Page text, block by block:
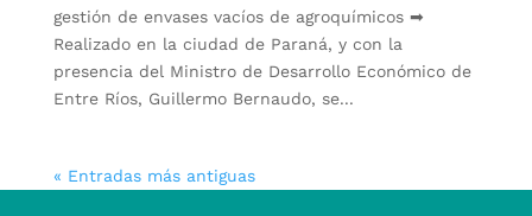
gestión de envases vacíos de agroquímicos ➡
Realizado en la ciudad de Paraná, y con la
presencia del Ministro de Desarrollo Económico de
Entre Ríos, Guillermo Bernaudo, se...
« Entradas más antiguas